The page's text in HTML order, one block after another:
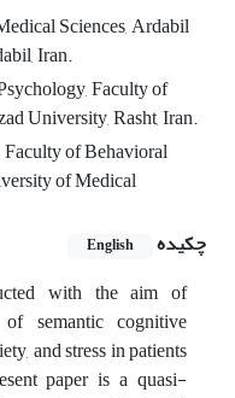
Sciences, Ardabil
Iran.
Faculty of
University, Rasht, Iran.
of Behavioral
of Medical
چکیده
English
with the aim of
semantic cognitive
and stress in patients
paper is a quasi-